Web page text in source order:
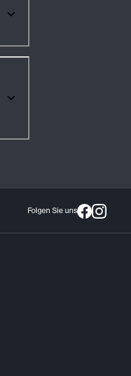
Folgen Sie uns